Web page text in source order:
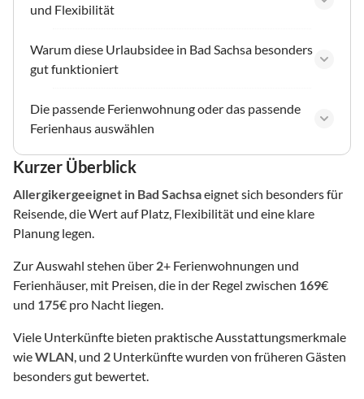
und Flexibilität
Warum diese Urlaubsidee in Bad Sachsa besonders
gut funktioniert
Die passende Ferienwohnung oder das passende
Ferienhaus auswählen
Kurzer Überblick
Allergikergeeignet in Bad Sachsaeignet sich besonders für
Reisende, die Wert auf Platz, Flexibilität und eine klare
Planung legen.
Zur Auswahl stehen über 2+ Ferienwohnungen und
Ferienhäuser, mit Preisen, die in der Regel zwischen 169€
und 175€ pro Nacht liegen.
Viele Unterkünfte bieten praktische Ausstattungsmerkmale
wieWLAN, und 2 Unterkünfte wurden von früheren Gästen
besonders gut bewertet.